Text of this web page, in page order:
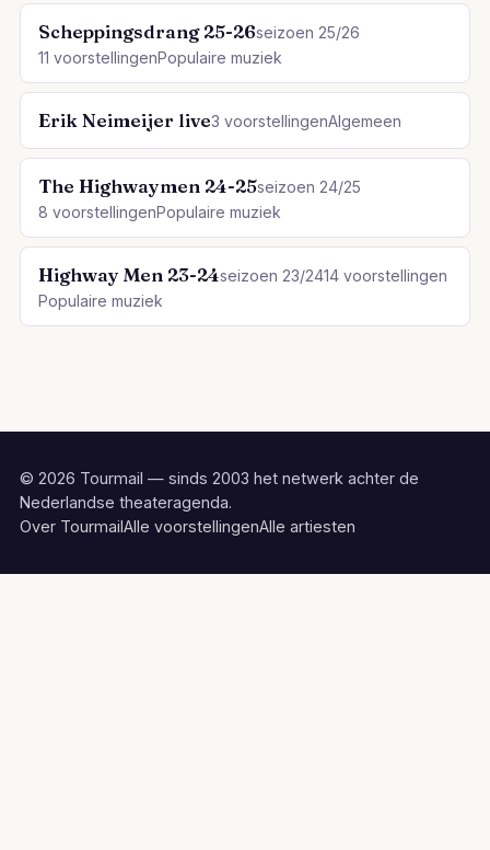
Scheppingsdrang 25-26seizoen 25/26
11 voorstellingenPopulaire muziek
Erik Neimeijer live3 voorstellingenAlgemeen
The Highwaymen 24-25seizoen 24/25
8 voorstellingenPopulaire muziek
Highway Men 23-24seizoen 23/2414 voorstellingen
Populaire muziek
© 2026 Tourmail — sinds 2003 het netwerk achter de
Nederlandse theateragenda.
Over TourmailAlle voorstellingenAlle artiesten